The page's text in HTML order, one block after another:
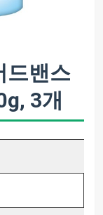
드밴스
3개